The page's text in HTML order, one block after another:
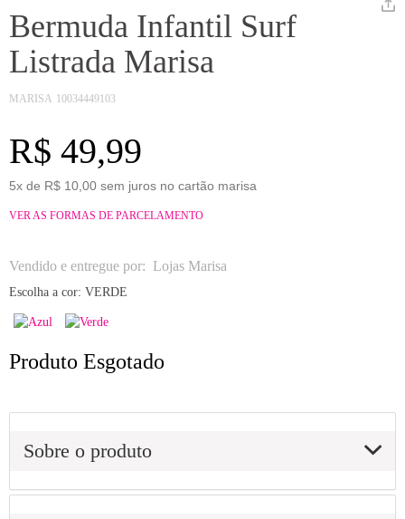
Bermuda Infantil Surf
Listrada Marisa
MARISA 10034449103
R$ 49,99
5x de R$ 10,00 sem juros no cartão marisa
VER AS FORMAS DE PARCELAMENTO
Vendido e entregue por: Lojas Marisa
Escolha a cor: VERDE
Produto Esgotado
Sobre o produto